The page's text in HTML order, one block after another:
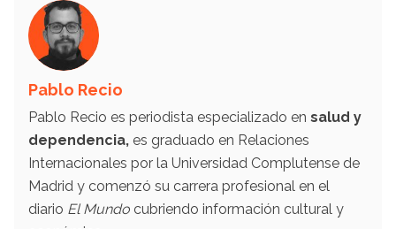
Pablo Recio
Pablo Recio es periodista especializado en salud y
dependencia, es graduado en Relaciones
Internacionales por la Universidad Complutense de
Madrid y comenzó su carrera profesional en el
diario El Mundo cubriendo información cultural y